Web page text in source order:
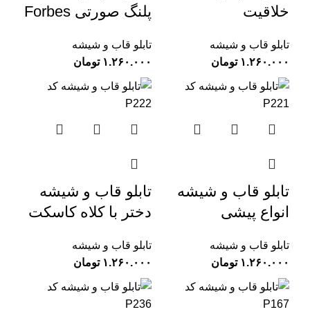
خلاقیت
تابلو قاب و شیشه
تومان
پلنگ صورتی Forbes
تابلو قاب و شیشه
تومان
تابلو قاب و شیشه
انواع پیشی
تابلو قاب و شیشه
تومان
تابلو قاب و شیشه
دختر با کلاه کاسکت
تابلو قاب و شیشه
تومان